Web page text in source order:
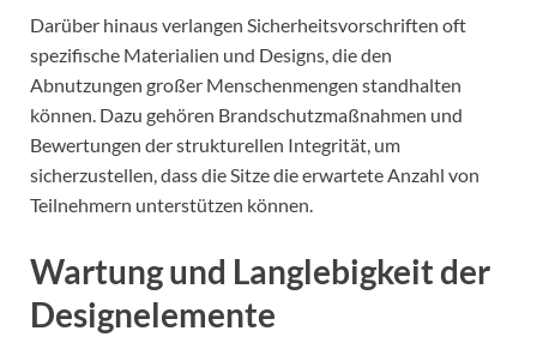
Darüber hinaus verlangen Sicherheitsvorschriften oft
spezifische Materialien und Designs, die den
Abnutzungen großer Menschenmengen standhalten
können. Dazu gehören Brandschutzmaßnahmen und
Bewertungen der strukturellen Integrität, um
sicherzustellen, dass die Sitze die erwartete Anzahl von
Teilnehmern unterstützen können.
Wartung und Langlebigkeit der
Designelemente